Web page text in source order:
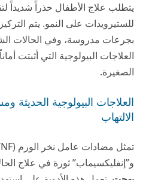
يتطلب علاج الأطفال حذراً شديداً
للستيرويدات على النمو. يتم
بجرعات مدروسة، وفي الحالات
العلاجات البيولوجية التي أثبتت
الصغيرة.
العلاجات البيولوجية
الالتهاب
و”إنفليكسيماب” ثورة في علاج